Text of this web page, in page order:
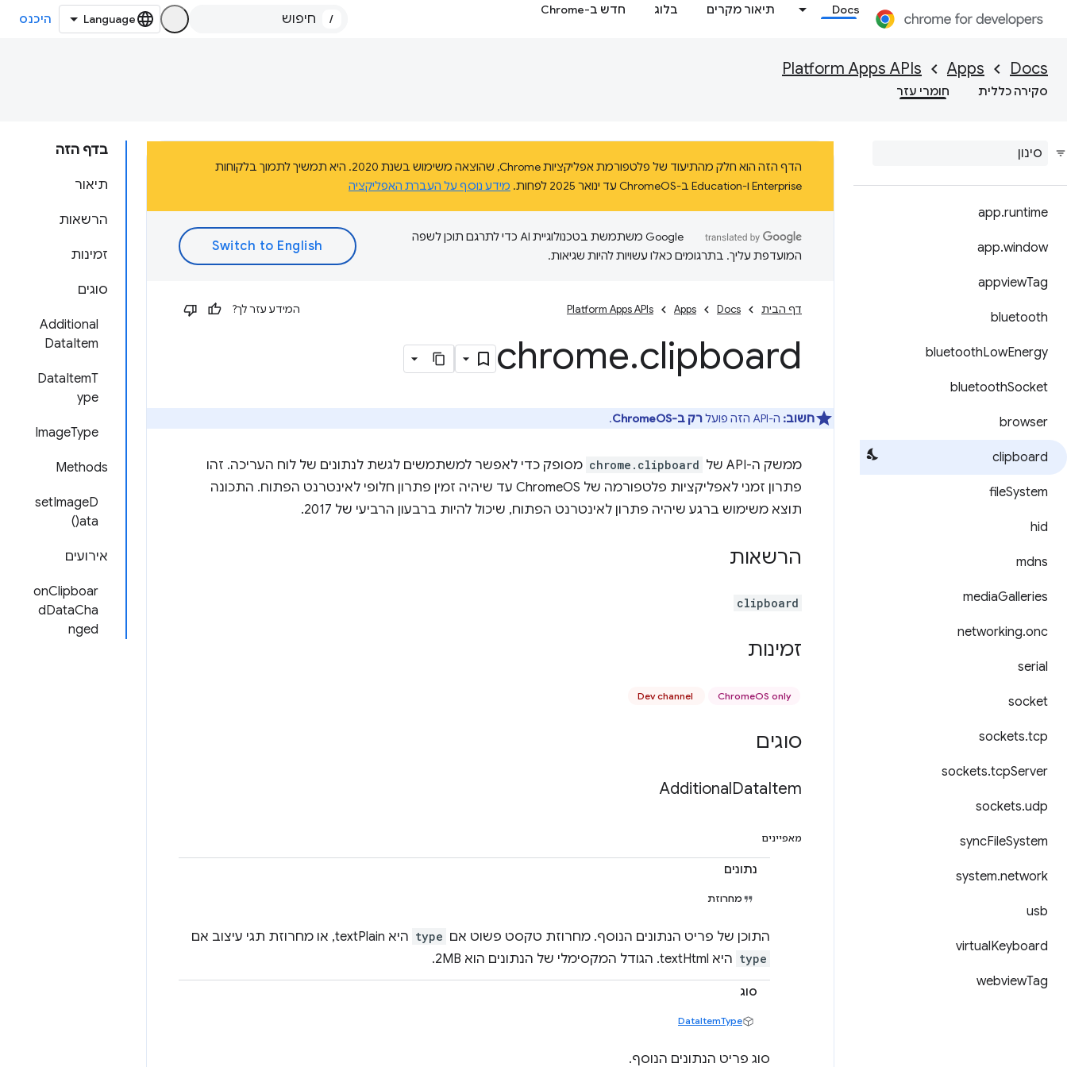
Docs תיאור מקרים בלוג חדש ב-Chrome
/ היכנס
Docs
Apps
Platform Apps APIs
סקירה כללית חומרי עזר
app.runtime
app.window
appviewTag
bluetooth
bluetoothLowEnergy
bluetoothSocket
browser
clipboard
fileSystem
hid
mdns
mediaGalleries
networking.onc
serial
socket
sockets.tcp
sockets.tcpServer
sockets.udp
syncFileSystem
system.network
usb
virtualKeyboard
webviewTag
בדף הזה
תיאור
הרשאות
זמינות
סוגים
Additional
DataItem
DataItemT
ype
ImageType
Methods
setImageD
ata()
אירועים
onClipboar
dDataCha
nged
הדף הזה הוא חלק מהתיעוד של פלטפורמת אפליקציות Chrome, שהוצאה משימוש בשנת 2020. היא תמשיך לתמוך בלקוחות
Enterprise ו-Education ב-ChromeOS עד ינואר 2025 לפחות.
מידע נוסף על העברת האפליקציה
‫Google משתמשת בטכנולוגיית AI כדי לתרגם תוכן לשפה
המועדפת עליך. בתרגומים כאלו עשויות להיות שגיאות.
דף הבית Docs
Apps
Platform Apps APIs המידע עזר לך?
chrome.clipboard
חשוב: ה-API הזה פועל רק ב-ChromeOS .
ממשק ה-API של chrome.clipboard מסופק כדי לאפשר למשתמשים לגשת לנתונים של לוח העריכה. זהו
פתרון זמני לאפליקציות פלטפורמה של ChromeOS עד שיהיה זמין פתרון חלופי לאינטרנט הפתוח. התכונה
תוצא משימוש ברגע שיהיה פתרון לאינטרנט הפתוח, שיכול להיות ברבעון הרביעי של 2017.
הרשאות
clipboard
זמינות
Dev channel ChromeOS only
סוגים
AdditionalDataItem
מאפיינים
נתונים
מחרוזת
התוכן של פריט הנתונים הנוסף. מחרוזת טקסט פשוט אם type היא textPlain, או מחרוזת תגי עיצוב אם
type היא textHtml. הגודל המקסימלי של הנתונים הוא 2MB.
סוג
DataItemType
סוג פריט הנתונים הנוסף.